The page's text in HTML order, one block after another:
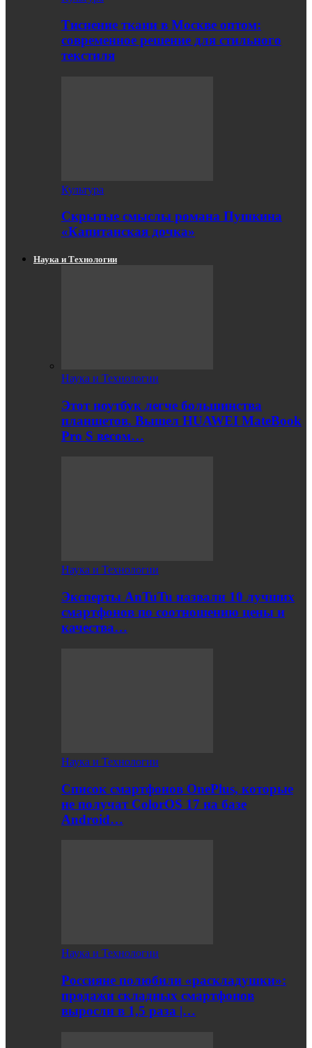
Тиснение ткани в Москве оптом:
современное решение для стильного
текстиля
Культура
Скрытые смыслы романа Пушкина
«Капитанская дочка»
Наука и Технологии
Наука и Технологии
Этот ноутбук легче большинства
планшетов. Вышел HUAWEI MateBook
Pro S весом…
Наука и Технологии
Эксперты AnTuTu назвали 10 лучших
смартфонов по соотношению цены и
качества…
Наука и Технологии
Список смартфонов OnePlus, которые
не получат ColorOS 17 на базе
Android…
Наука и Технологии
Россияне полюбили «раскладушки»:
продажи складных смартфонов
выросли в 1,5 раза |…